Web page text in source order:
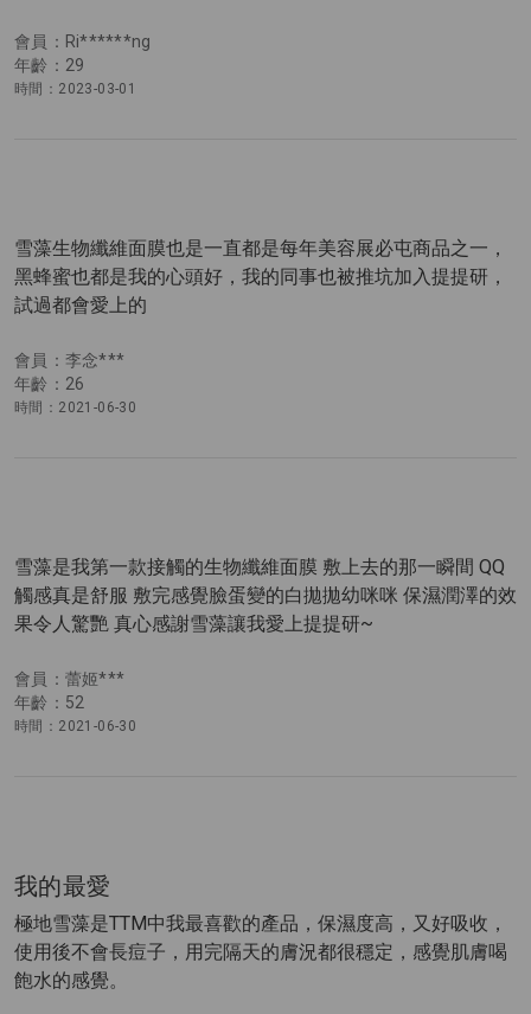
會員：Ri******ng
年齡：29
時間：2023-03-01
會員：李念***
年齡：26
時間：2021-06-30
雪藻生物纖維面膜也是一直都是每年美容展必屯商品之一，
黑蜂蜜也都是我的心頭好，我的同事也被推坑加入提提研，
試過都會愛上的
會員：蕾姬***
年齡：52
時間：2021-06-30
雪藻是我第一款接觸的生物纖維面膜 敷上去的那一瞬間 QQ
觸感真是舒服 敷完感覺臉蛋變的白拋拋幼咪咪 保濕潤澤的效
果令人驚艷 真心感謝雪藻讓我愛上提提研~
我的最愛
極地雪藻是TTM中我最喜歡的產品，保濕度高，又好吸收，
使用後不會長痘子，用完隔天的膚況都很穩定，感覺肌膚喝
飽水的感覺。